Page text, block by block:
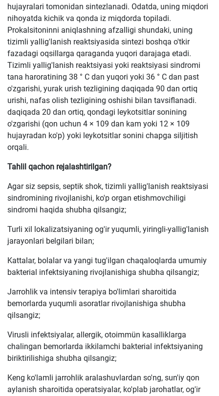
hujayralari tomonidan sintezlanadi. Odatda, uning miqdori
nihoyatda kichik va qonda iz miqdorda topiladi.
Prokalsitoninni aniqlashning afzalligi shundaki, uning
tizimli yallig'lanish reaktsiyasida sintezi boshqa o'tkir
fazadagi oqsillarga qaraganda yuqori darajaga etadi.
Tizimli yallig'lanish reaktsiyasi yoki reaktsiyasi sindromi
tana haroratining 38 ° C dan yuqori yoki 36 ° C dan past
o'zgarishi, yurak urish tezligining daqiqada 90 dan ortiq
urishi, nafas olish tezligining oshishi bilan tavsiflanadi.
daqiqada 20 dan ortiq, qondagi leykotsitlar sonining
o'zgarishi (qon uchun 4 × 109 dan kam yoki 12 × 109
hujayradan ko'p) yoki leykotsitlar sonini chapga siljitish
orqali.
Tahlil qachon rejalashtirilgan?
Agar siz sepsis, septik shok, tizimli yallig'lanish reaktsiyasi
sindromining rivojlanishi, ko'p organ etishmovchiligi
sindromi haqida shubha qilsangiz;
Turli xil lokalizatsiyaning og'ir yuqumli, yiringli-yallig'lanish
jarayonlari belgilari bilan;
Kattalar, bolalar va yangi tug'ilgan chaqaloqlarda umumiy
bakterial infektsiyaning rivojlanishiga shubha qilsangiz;
Jarrohlik va intensiv terapiya bo'limlari sharoitida
bemorlarda yuqumli asoratlar rivojlanishiga shubha
qilsangiz;
Virusli infektsiyalar, allergik, otoimmün kasalliklarga
chalingan bemorlarda ikkilamchi bakterial infektsiyaning
biriktirilishiga shubha qilsangiz;
Keng ko'lamli jarrohlik aralashuvlardan so'ng, sun'iy qon
aylanish sharoitida operatsiyalar, ko'plab jarohatlar, og'ir